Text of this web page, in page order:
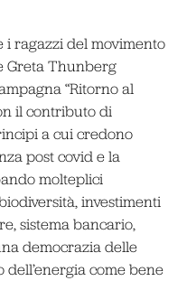
i ragazzi del movimento
Greta Thunberg
“Ritorno al
il contributo di
a cui credono
post covid e la
molteplici
investimenti
sistema bancario,
democrazia delle
come bene